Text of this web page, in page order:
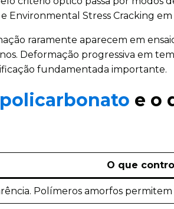
Stress Cracking
raramente aparecem em
Deformação progressiva em
fundamentada importante.
policarbonato e o
O que
Polímeros amorfos